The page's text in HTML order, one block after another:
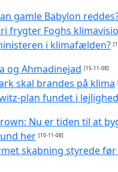
gamle Babylon
frygter Foghs
i klimafælden?
og Ahmadinejad [15-11-08]
skal brandes på klima
plan fundet i lejlighed
Nu er tiden til at
her [10-11-08]
skabning styrede